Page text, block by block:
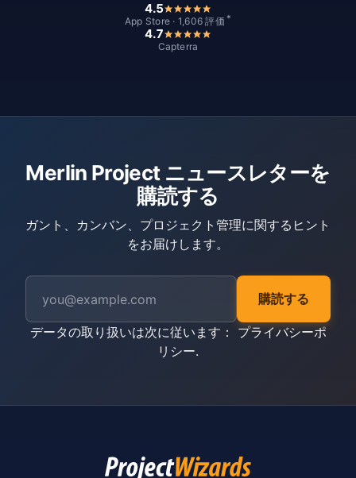
4.5
App Store · 1,606 評価 *
4.7
Capterra
Merlin Project ニュースレターを
購読する
ガント、カンバン、プロジェクト管理に関するヒント
をお届けします。
購読する
データの取り扱いは次に従います： プライバシーポ
リシー.